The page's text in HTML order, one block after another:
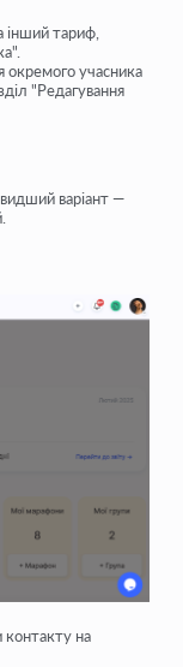
інший тариф,
окремого учасника
"Редагування
варіант —
контакту на